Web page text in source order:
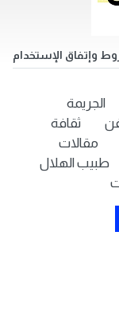
وإتفاق الإستخدام
الجريمة
ثقافة
مقالات
طبيب الهلال